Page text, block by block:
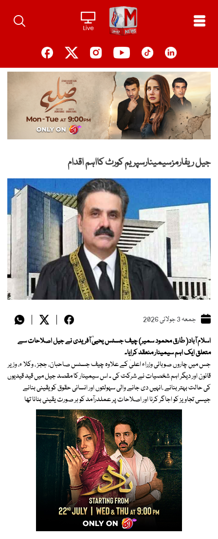
content
جیل ریفارمزسیمینارسپریم کورٹ کااہم اقدام
جمعہ 3 جولائی 2026
اسلام آباد( طارق محمود سمیر) چیف جسٹس یحییٰ آفریدی نے جیل اصلاحات سے
متعلق ایک اہم سیمینار منعقد کرایا۔
جس میں چاروں صوبائی وزراء اعلیٰ کے علاوہ چیف جسٹس صاحبان، ججز ، وکلا ء، وزیر
قانون اور دیگر اہم شخصیات نے شرکت کی ۔ اس سیمینار کا مقصد جیل میں قید قیدیوں
کی حالت بہتر بنانے ،انہیں دی جانے والی سہولتوں اور انسانی حقوق کو یقینی بنانے
جیسی تجاویز کو اجاگر کرنا اور اصلاحات پر عملدرآمد کو ہر صورت یقینی بنانا تھا